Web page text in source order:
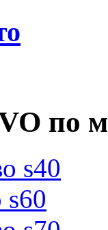
по
s40
s60